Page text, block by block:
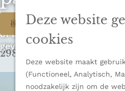
Deze website
cookies
Deze website maakt
(Functioneel, Analytisch,
noodzakelijk zijn om de
n
a
r
e
u
Thema's
Verborgen parels
Op zoek naar de ultieme
of avontuur in de natuur?
geven je alle inspiratie.
W
a
t
z
Filter
298 t/m 306 van 348